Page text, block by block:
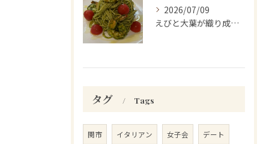
2026/07/09
えびと大葉が織り成す至福のひととき。
タグ Tags
関市 イタリアン 女子会 デート